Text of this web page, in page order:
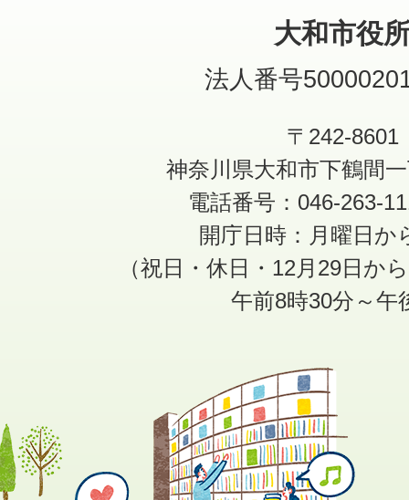
大和市役
法人番号
〒242-8601
神奈川県大和市下鶴間
電話番号：046-263-
開庁日時：月曜日か
（祝日・休日・12月29日か
午前8時30分～午